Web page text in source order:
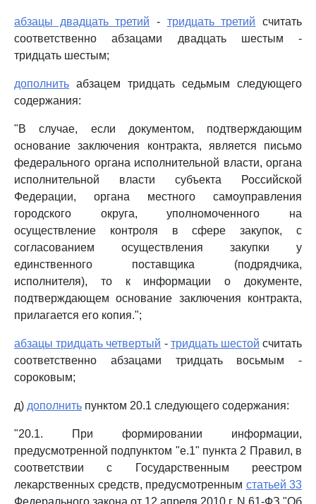
абзацы двадцать третий - тридцать третий считать
соответственно абзацами двадцать шестым -
тридцать шестым;
дополнить абзацем тридцать седьмым следующего
содержания:
"В случае, если документом, подтверждающим
основание заключения контракта, является письмо
федерального органа исполнительной власти, органа
исполнительной власти субъекта Российской
Федерации, органа местного самоуправления
городского округа, уполномоченного на
осуществление контроля в сфере закупок, с
согласованием осуществления закупки у
единственного поставщика (подрядчика,
исполнителя), то к информации о документе,
подтверждающем основание заключения контракта,
прилагается его копия.";
абзацы тридцать четвертый - тридцать шестой считать
соответственно абзацами тридцать восьмым -
сороковым;
д) дополнить пунктом 20.1 следующего содержания:
"20.1. При формировании информации,
предусмотренной подпунктом "е.1" пункта 2 Правил, в
соответствии с Государственным реестром
лекарственных средств, предусмотренным статьей 33
Федерального закона от 12 апреля 2010 г. N 61-ФЗ "Об